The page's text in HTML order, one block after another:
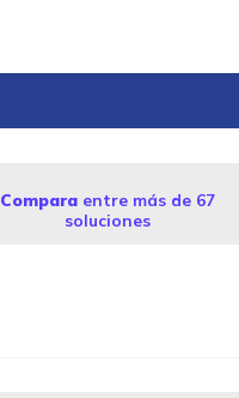
Comparaentre más de 67
soluciones